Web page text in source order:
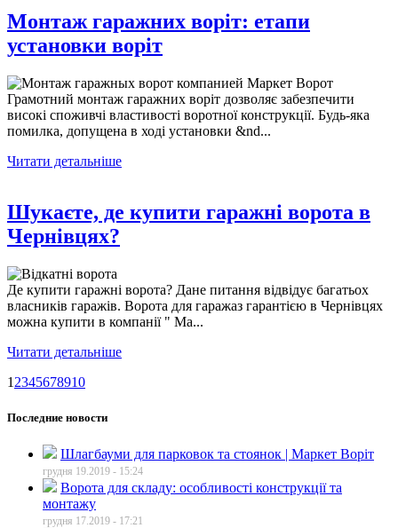
Монтаж гаражних воріт: етапи
установки воріт
Грамотний монтаж гаражних воріт дозволяє забезпечити
високі споживчі властивості воротної конструкції. Будь-яка
помилка, допущена в ході установки &nd...
Читати детальніше
Шукаєте, де купити гаражні ворота в
Чернівцях?
Де купити гаражні ворота? Дане питання відвідує багатьох
власників гаражів. Ворота для гаражаз гарантією в Чернівцях
можна купити в компанії " Ма...
Читати детальніше
1 2345678910
Последние новости
Шлагбауми для парковок та стоянок | Маркет Воріт
грудня 19.2019 - 15:24
Ворота для складу: особливості конструкції та
монтажу
грудня 17.2019 - 17:21